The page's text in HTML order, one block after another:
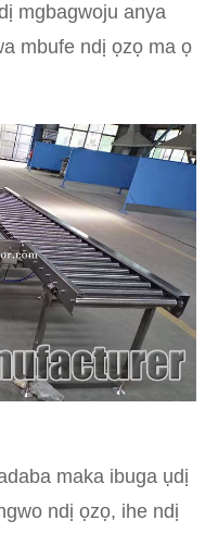
mgbagwoju anya
mbufe ndị ọzọ ma ọ
maka ibuga ụdị
ndị ọzọ, ihe ndị